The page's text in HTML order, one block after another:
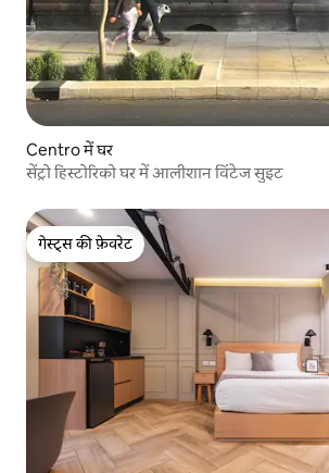
Centro में घर
सेंट्रो हिस्टोरिको घर में आलीशान विंटेज सुइट
गेस्ट्स की फ़ेवरेट
गेस्ट्स की फ़ेवरेट